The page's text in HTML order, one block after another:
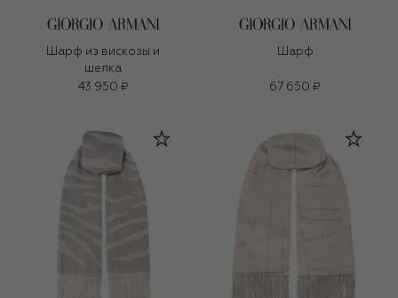
Шарф из вискозы и
шелка
43 950 ₽
Шарф
67 650 ₽